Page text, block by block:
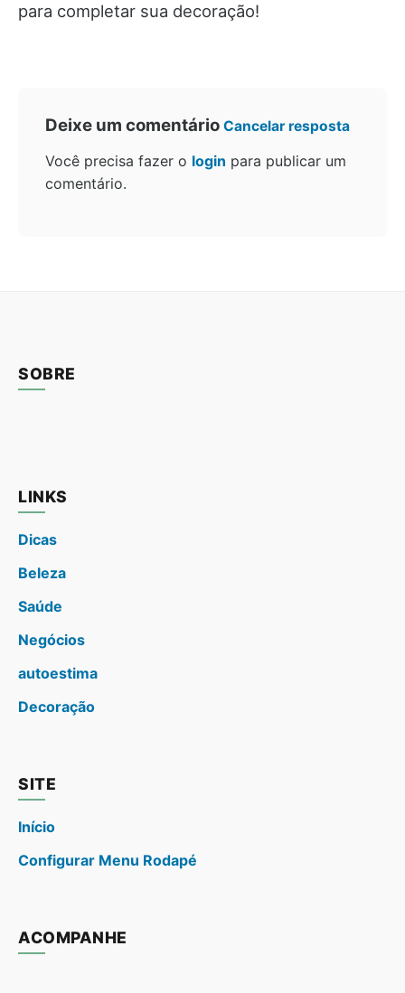
para completar sua decoração!
Deixe um comentário Cancelar resposta
Você precisa fazer o login para publicar um
comentário.
SOBRE
LINKS
Dicas
Beleza
Saúde
Negócios
autoestima
Decoração
SITE
Início
Configurar Menu Rodapé
ACOMPANHE